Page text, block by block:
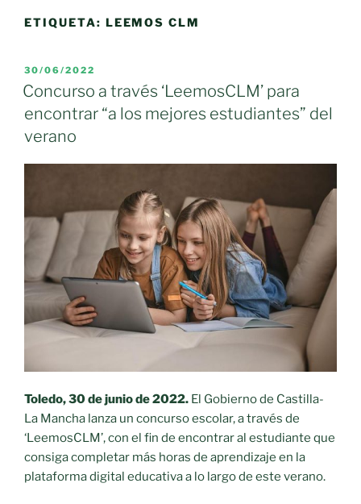
ETIQUETA: LEEMOS CLM
PUBLICADO
EL
30/06/2022
Concurso a través ‘LeemosCLM’ para
encontrar “a los mejores estudiantes” del
verano
Toledo, 30 de junio de 2022. El Gobierno de Castilla-
La Mancha lanza un concurso escolar, a través de
‘LeemosCLM’, con el fin de encontrar al estudiante que
consiga completar más horas de aprendizaje en la
plataforma digital educativa a lo largo de este verano.